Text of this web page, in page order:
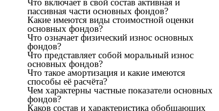
Что включает в свой состав активная и
пассивная части основных фондов?
Какие имеются виды стоимостной оценки
основных фондов?
Что означает физический износ основных
фондов?
Что представляет собой моральный износ
основных фондов?
Что такое амортизация и какие имеются
способы её расчёта?
Чем характерны частные показатели основных
фондов?
Каков состав и характеристика обобщающих